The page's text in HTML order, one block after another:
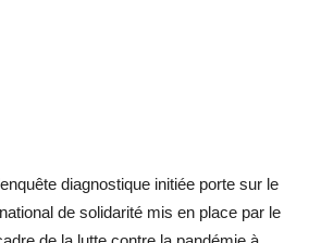
diagnostique initiée porte sur le
de solidarité mis en place par le